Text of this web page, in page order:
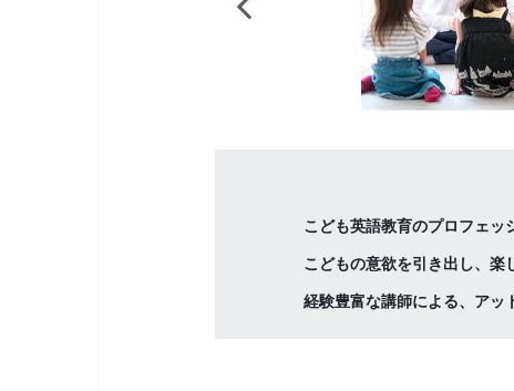
こども英語教育のプロフェッ
こどもの意欲を引き出し、楽
経験豊富な講師による、アッ